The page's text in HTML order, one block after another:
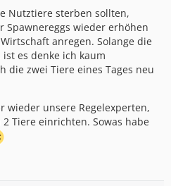
Nutztiere sterben sollten,
wieder erhöhen
anregen. Solange die
es denke ich kaum
die zwei Tiere eines Tages neu
wieder unsere Regelexperten,
Tiere einrichten. Sowas habe